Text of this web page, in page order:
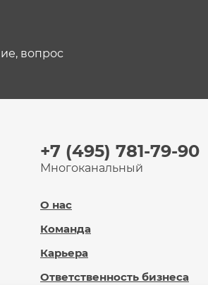
вопрос
+7 (495) 781-79-90
Многоканальный
О нас
Команда
Карьера
Ответственность бизнеса